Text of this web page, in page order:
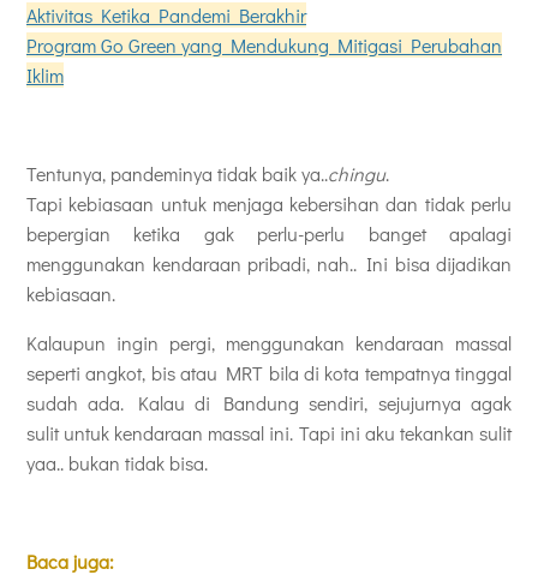
Aktivitas Ketika Pandemi Berakhir
Program Go Green yang Mendukung Mitigasi Perubahan
Iklim
Tentunya, pandeminya tidak baik ya..chingu.
Tapi kebiasaan untuk menjaga kebersihan dan tidak perlu
bepergian ketika gak perlu-perlu banget apalagi
menggunakan kendaraan pribadi, nah.. Ini bisa dijadikan
kebiasaan.
Kalaupun ingin pergi, menggunakan kendaraan massal
seperti angkot, bis atau MRT bila di kota tempatnya tinggal
sudah ada. Kalau di Bandung sendiri, sejujurnya agak
sulit untuk kendaraan massal ini. Tapi ini aku tekankan sulit
yaa.. bukan tidak bisa.
Baca juga: